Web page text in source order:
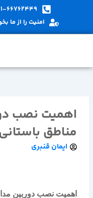
66762449
امنیت را از ما
اهمیت نصب
مناطق
ایمان قنبری
اهمیت نصب دوربین